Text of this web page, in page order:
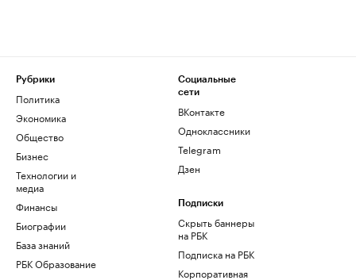
Рубрики
Политика
Экономика
Общество
Бизнес
Технологии и
медиа
Финансы
Биографии
База знаний
РБК Образование
Социальные
сети
ВКонтакте
Одноклассники
Telegram
Дзен
Подписки
Скрыть баннеры
на РБК
Подписка на РБК
Корпоративная